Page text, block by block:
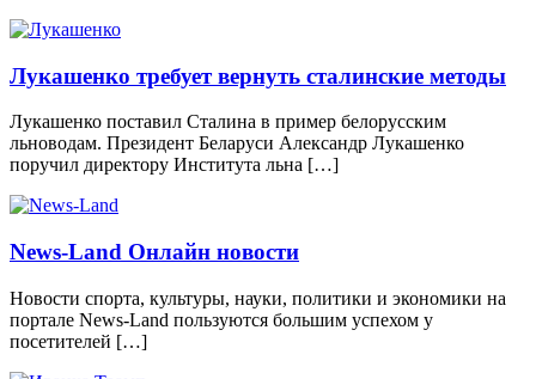
Лукашенко требует вернуть сталинские методы
Лукашенко поставил Сталина в пример белорусским
льноводам. Президент Беларуси Александр Лукашенко
поручил директору Института льна […]
News-Land Онлайн новости
Новости спорта, культуры, науки, политики и экономики на
портале News-Land пользуются большим успехом у
посетителей […]